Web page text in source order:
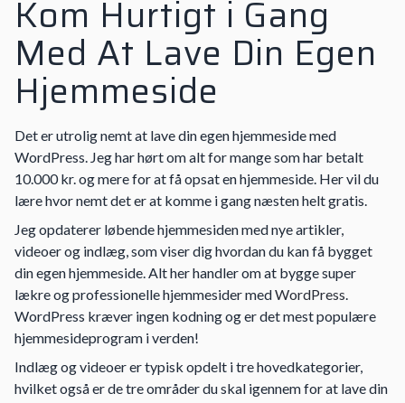
Kom Hurtigt i Gang
Med At Lave Din Egen
Hjemmeside
Det er utrolig nemt at lave din egen hjemmeside med
WordPress. Jeg har hørt om alt for mange som har betalt
10.000 kr. og mere for at få opsat en hjemmeside. Her vil du
lære hvor nemt det er at komme i gang næsten helt gratis.
Jeg opdaterer løbende hjemmesiden med nye artikler,
videoer og indlæg, som viser dig hvordan du kan få bygget
din egen hjemmeside. Alt her handler om at bygge super
lækre og professionelle hjemmesider medWordPress.
WordPress kræver ingen kodning og er det mest populære
hjemmesideprogram i verden!
Indlæg og videoer er typisk opdelt i tre hovedkategorier,
hvilket også er de tre områder du skal igennem for at lave din